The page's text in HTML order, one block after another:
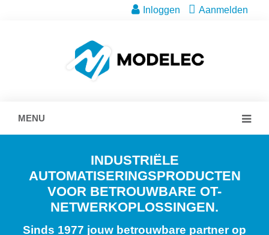
Inloggen Aanmelden
MENU
INDUSTRIËLE
AUTOMATISERINGSPRODUCTEN
VOOR BETROUWBARE OT-
NETWERKOPLOSSINGEN.
Sinds 1977 jouw betrouwbare partner op